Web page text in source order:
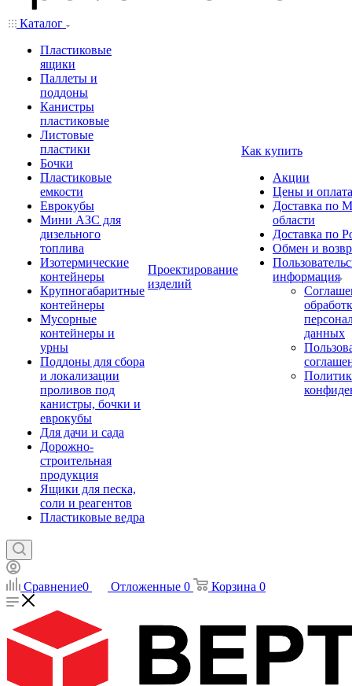
Каталог
Пластиковые
ящики
Паллеты и
поддоны
Канистры
пластиковые
Листовые
пластики
Бочки
Пластиковые
емкости
Еврокубы
Мини АЗС для
дизельного
топлива
Изотермические
контейнеры
Крупногабаритные
контейнеры
Мусорные
контейнеры и
урны
Поддоны для сбора
и локализации
проливов под
канистры, бочки и
еврокубы
Для дачи и сада
Дорожно-
строительная
продукция
Ящики для песка,
соли и реагентов
Пластиковые ведра
Проектирование
изделий
Как купить
Акции
Цены и оплата
Доставка по
области
Доставка по
Обмен и
информация
данных
Сравнение0 Отложенные 0 Корзина 0